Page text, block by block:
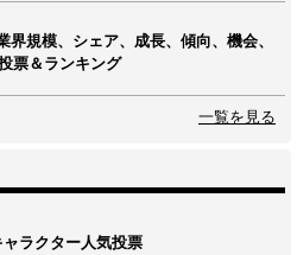
界規模、シェア、成長、傾向、機会、
票＆ランキング
一覧を見る
ラクター人気投票